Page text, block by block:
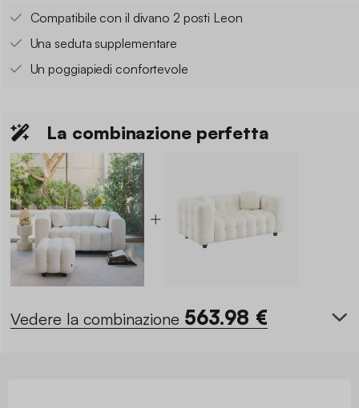
Compatibile con il divano 2 posti Leon
Una seduta supplementare
Un poggiapiedi confortevole
La combinazione perfetta
Vedere la combinazione 563.98 €